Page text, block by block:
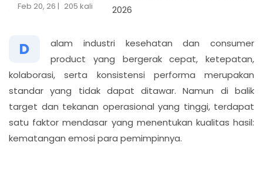
Feb 20, 26 | 205 kali
D
alam industri kesehatan dan consumer
product yang bergerak cepat, ketepatan,
kolaborasi, serta konsistensi performa merupakan
standar yang tidak dapat ditawar. Namun di balik
target dan tekanan operasional yang tinggi, terdapat
satu faktor mendasar yang menentukan kualitas hasil:
kematangan emosi para pemimpinnya.